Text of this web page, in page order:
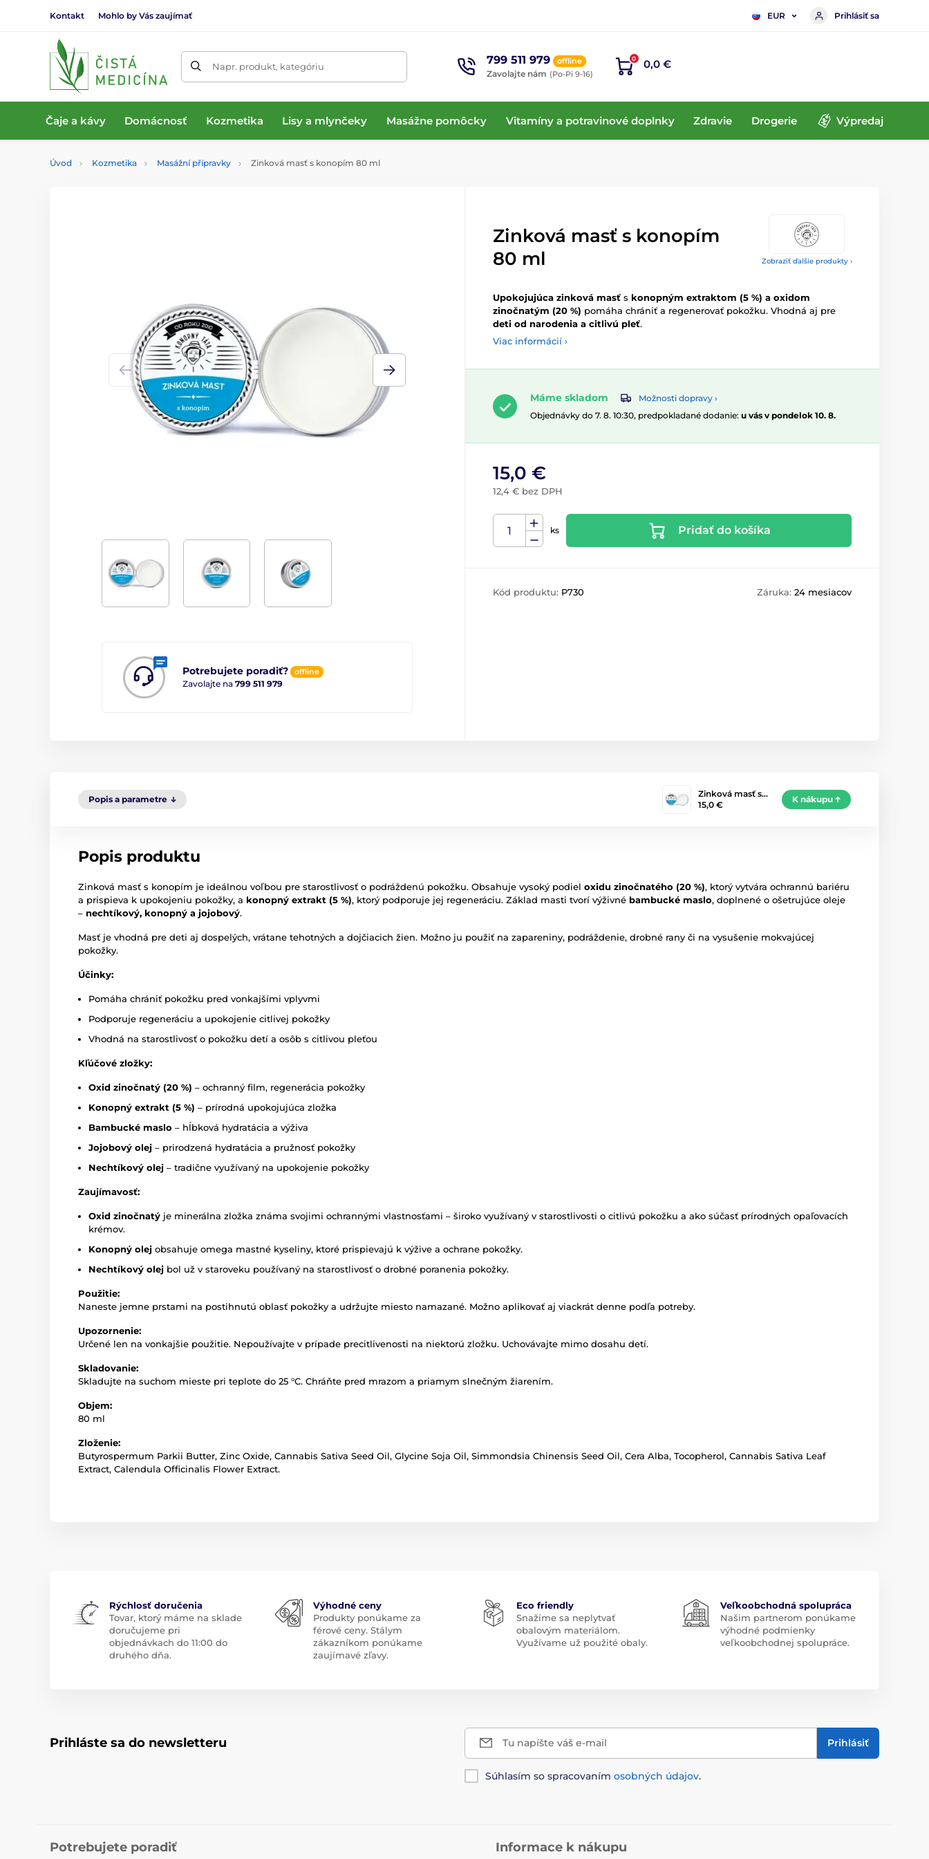
Kontakt Mohlo by Vás zaujímať EUR Prihlásiť sa
Napr. produkt, kategóriu 799 511 979 offline
Zavolajte nám (Po-Pi 9-16)
0 0,0 €
Čaje a kávy Domácnosť Kozmetika Lisy a mlynčeky Masážne pomôcky Vitamíny a potravinové doplnky Zdravie Drogerie Výpredaj
Úvod Kozmetika Masážní přípravky Zinková masť s konopím 80 ml
Zobraziť ďalšie produkty ›
Potrebujete poradiť? offline
Zavolajte na 799 511 979
Zinková masť s konopím
80 ml
Upokojujúca zinková masť s konopným extraktom (5 %) a oxidom
zinočnatým (20 %) pomáha chrániť a regenerovať pokožku. Vhodná aj pre
deti od narodenia a citlivú pleť.
Viac informácií ›
Máme skladom
Možnosti dopravy ›
Objednávky do 7. 8. 10:30, predpokladané dodanie: u vás v pondelok 10. 8.
15,0 €
12,4 € bez DPH
ks Pridať do košíka
Kód produktu: P730 Záruka: 24 mesiacov
Popis a parametre
Zinková masť s…
15,0 €
K nákupu
Popis produktu
Zinková masť s konopím je ideálnou voľbou pre starostlivosť o podráždenú pokožku. Obsahuje vysoký podiel oxidu zinočnatého (20 %), ktorý vytvára ochrannú bariéru
a prispieva k upokojeniu pokožky, a konopný extrakt (5 %), ktorý podporuje jej regeneráciu. Základ masti tvorí výživné bambucké maslo, doplnené o ošetrujúce oleje
– nechtíkový, konopný a jojobový.
Masť je vhodná pre deti aj dospelých, vrátane tehotných a dojčiacich žien. Možno ju použiť na zapareniny, podráždenie, drobné rany či na vysušenie mokvajúcej
pokožky.
Účinky:
Pomáha chrániť pokožku pred vonkajšími vplyvmi
Podporuje regeneráciu a upokojenie citlivej pokožky
Vhodná na starostlivosť o pokožku detí a osôb s citlivou pleťou
Kľúčové zložky:
Oxid zinočnatý (20 %) – ochranný film, regenerácia pokožky
Konopný extrakt (5 %) – prírodná upokojujúca zložka
Bambucké maslo – hĺbková hydratácia a výživa
Jojobový olej – prirodzená hydratácia a pružnosť pokožky
Nechtíkový olej – tradične využívaný na upokojenie pokožky
Zaujímavosť:
Oxid zinočnatý je minerálna zložka známa svojimi ochrannými vlastnosťami – široko využívaný v starostlivosti o citlivú pokožku a ako súčasť prírodných opaľovacích
krémov.
Konopný olej obsahuje omega mastné kyseliny, ktoré prispievajú k výžive a ochrane pokožky.
Nechtíkový olej bol už v staroveku používaný na starostlivosť o drobné poranenia pokožky.
Použitie:
Naneste jemne prstami na postihnutú oblasť pokožky a udržujte miesto namazané. Možno aplikovať aj viackrát denne podľa potreby.
Upozornenie:
Určené len na vonkajšie použitie. Nepoužívajte v prípade precitlivenosti na niektorú zložku. Uchovávajte mimo dosahu detí.
Skladovanie:
Skladujte na suchom mieste pri teplote do 25 °C. Chráňte pred mrazom a priamym slnečným žiarením.
Objem:
80 ml
Zloženie:
Butyrospermum Parkii Butter, Zinc Oxide, Cannabis Sativa Seed Oil, Glycine Soja Oil, Simmondsia Chinensis Seed Oil, Cera Alba, Tocopherol, Cannabis Sativa Leaf
Extract, Calendula Officinalis Flower Extract.
Rýchlosť doručenia
Tovar, ktorý máme na sklade
doručujeme pri
objednávkach do 11:00 do
druhého dňa.
Výhodné ceny
Produkty ponúkame za
férové ceny. Stálym
zákazníkom ponúkame
zaujímavé zľavy.
Eco friendly
Snažíme sa neplytvať
obalovým materiálom.
Využívame už použité obaly.
Veľkoobchodná spolupráca
Našim partnerom ponúkame
výhodné podmienky
veľkoobchodnej spolupráce.
Prihláste sa do newsletteru Tu napíšte váš e-mail Prihlásiť
Súhlasím so spracovaním osobných údajov.
Potrebujete poradiť Informace k nákupu